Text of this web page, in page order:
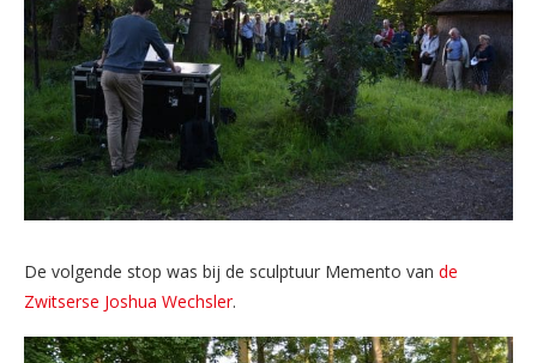
De volgende stop was bij de sculptuur Memento van de
Zwitserse Joshua Wechsler.